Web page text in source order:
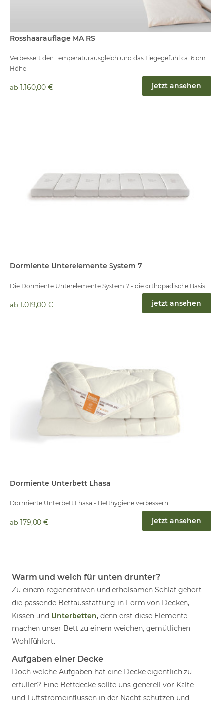
Rosshaarauflage MA RS
Verbessert den Temperaturausgleich und das Liegegefühl ca. 6 cm
Höhe
ab 1.160,00 € jetzt ansehen
Dormiente Unterelemente System 7
Die Dormiente Unterelemente System 7 - die orthopädische Basis
ab 1.019,00 € jetzt ansehen
Dormiente Unterbett Lhasa
Dormiente Unterbett Lhasa - Betthygiene verbessern
ab 179,00 € jetzt ansehen
Warm und weich für unten drunter?
Zu einem regenerativen und erholsamen Schlaf gehört
die passende Bettausstattung in Form von Decken,
Kissen und Unterbetten, denn erst diese Elemente
machen unser Bett zu einem weichen, gemütlichen
Wohlfühlort.
Aufgaben einer Decke
Doch welche Aufgaben hat eine Decke eigentlich zu
erfüllen? Eine Bettdecke sollte uns generell vor Kälte –
und Luftstromeinflüssen in der Nacht schützen und